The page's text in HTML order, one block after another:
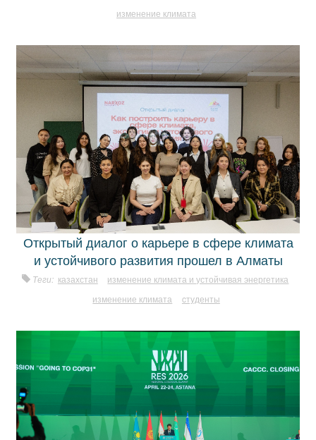
изменение климата
Открытый диалог о карьере в сфере климата
и устойчивого развития прошел в Алматы
Теги: казахстан
изменение климата и устойчивая энергетика
изменение климата
cтуденты